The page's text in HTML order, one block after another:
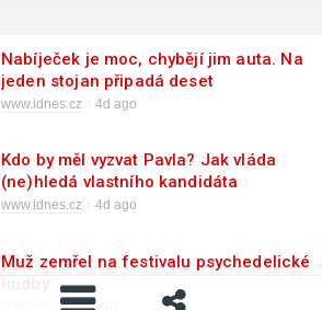
Nabíječek je moc, chybějí jim auta. Na
jeden stojan připadá deset
elektromobilů
www.idnes.cz 4d ago
Kdo by měl vyzvat Pavla? Jak vláda
(ne)hledá vlastního kandidáta
www.idnes.cz 4d ago
Muž zemřel na festivalu psychedelické
hudby
tv.idnes.cz 5d ago